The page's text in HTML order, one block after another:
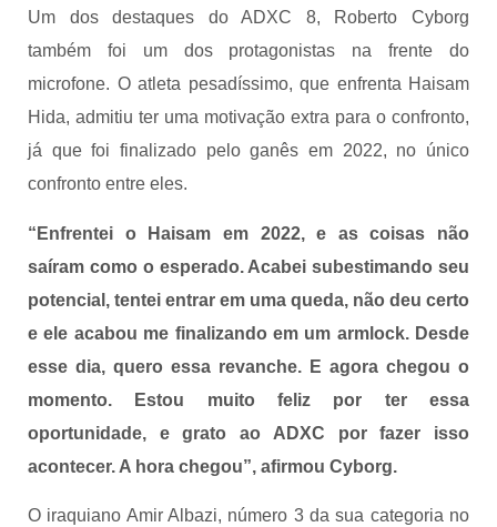
Um dos destaques do ADXC 8, Roberto Cyborg
também foi um dos protagonistas na frente do
microfone. O atleta pesadíssimo, que enfrenta Haisam
Hida, admitiu ter uma motivação extra para o confronto,
já que foi finalizado pelo ganês em 2022, no único
confronto entre eles.
“Enfrentei o Haisam em 2022, e as coisas não
saíram como o esperado. Acabei subestimando seu
potencial, tentei entrar em uma queda, não deu certo
e ele acabou me finalizando em um armlock. Desde
esse dia, quero essa revanche. E agora chegou o
momento. Estou muito feliz por ter essa
oportunidade, e grato ao ADXC por fazer isso
acontecer. A hora chegou”, afirmou Cyborg.
O iraquiano Amir Albazi, número 3 da sua categoria no